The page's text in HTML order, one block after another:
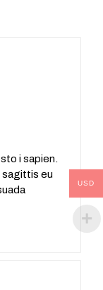
i sapien.
sagittis eu
USD